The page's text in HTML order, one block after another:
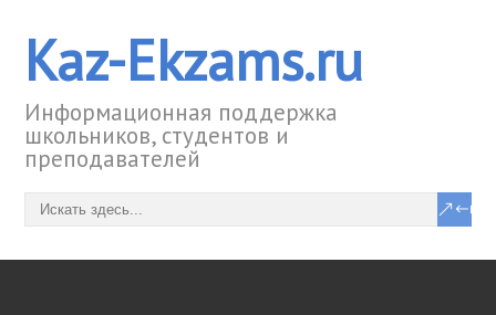
Kaz-Ekzams.ru
Информационная поддержка
школьников, студентов и
преподавателей